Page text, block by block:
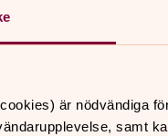
är nödvändiga
samt